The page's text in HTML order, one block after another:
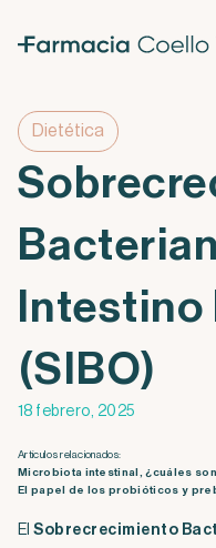
Dietética
Intestino
(SIBO)
18 febrero, 2025
Artículos relacionados:
Microbiota intestinal, ¿cuáles
El papel de los probióticos y
ElSobrecrecimiento